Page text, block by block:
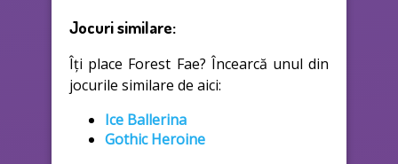
Jocuri similare:
Îți place Forest Fae? Încearcă unul din
jocurile similare de aici:
Ice Ballerina
Gothic Heroine